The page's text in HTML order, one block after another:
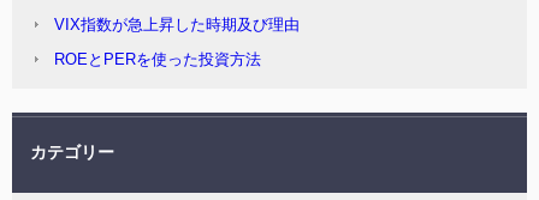
VIX指数が急上昇した時期及び理由
ROEとPERを使った投資方法
カテゴリー